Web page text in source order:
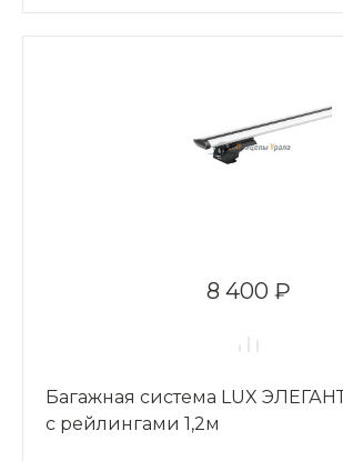
8 400 ₽
Багажная система LUX
с рейлингами 1,2м